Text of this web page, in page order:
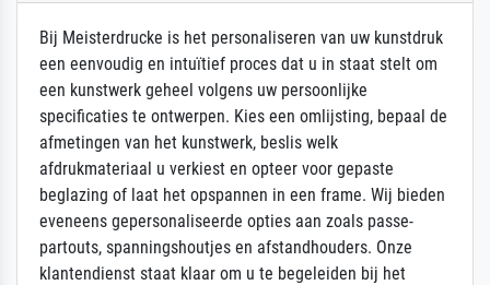
Bij Meisterdrucke is het personaliseren van uw kunstdruk
een eenvoudig en intuïtief proces dat u in staat stelt om
een kunstwerk geheel volgens uw persoonlijke
specificaties te ontwerpen. Kies een omlijsting, bepaal de
afmetingen van het kunstwerk, beslis welk
afdrukmateriaal u verkiest en opteer voor gepaste
beglazing of laat het opspannen in een frame. Wij bieden
eveneens gepersonaliseerde opties aan zoals passe-
partouts, spanningshoutjes en afstandhouders. Onze
klantendienst staat klaar om u te begeleiden bij het